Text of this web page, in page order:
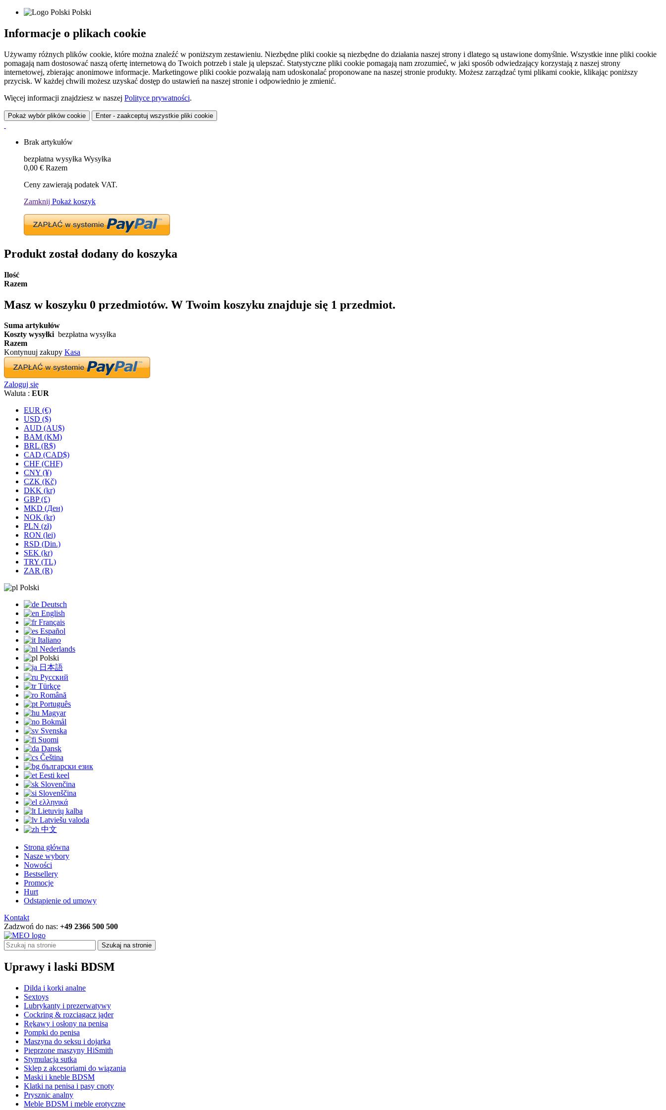
Polski
Informacje o plikach cookie
Używamy różnych plików cookie, które można znaleźć w poniższym zestawieniu. Niezbędne pliki cookie są niezbędne do działania naszej strony i dlatego są ustawione domyślnie. Wszystkie inne pliki cookie
pomagają nam dostosować naszą ofertę internetową do Twoich potrzeb i stale ją ulepszać. Statystyczne pliki cookie pomagają nam zrozumieć, w jaki sposób odwiedzający korzystają z naszej strony
internetowej, zbierając anonimowe informacje. Marketingowe pliki cookie pozwalają nam udoskonalać proponowane na naszej stronie produkty. Możesz zarządzać tymi plikami cookie, klikając poniższy
przycisk. W każdej chwili możesz uzyskać dostęp do ustawień na naszej stronie i odpowiednio je zmienić.
Więcej informacji znajdziesz w naszej Polityce prywatności.
Pokaż wybór plików cookie Enter - zaakceptuj wszystkie pliki cookie
Brak artykułów
bezpłatna wysyłka Wysyłka
0,00 € Razem
Ceny zawierają podatek VAT.
Zamknij Pokaż koszyk
Produkt został dodany do koszyka
Ilość
Razem
Masz w koszyku 0 przedmiotów. W Twoim koszyku znajduje się 1 przedmiot.
Suma artykułów
Koszty wysyłki bezpłatna wysyłka
Razem
Kontynuuj zakupy Kasa
Zaloguj się
Waluta : EUR
EUR (€)
USD ($)
AUD (AU$)
BAM (KM)
BRL (R$)
CAD (CAD$)
CHF (CHF)
CNY (¥)
CZK (Kč)
DKK (kr)
GBP (£)
MKD (Ден)
NOK (kr)
PLN (zł)
RON (lei)
RSD (Din.)
SEK (kr)
TRY (TL)
ZAR (R)
Polski
Deutsch
English
Français
Español
Italiano
Nederlands
Polski
日本語
Русский
Türkçe
Română
Português
Magyar
Bokmål
Svenska
Suomi
Dansk
Čeština
български език
Eesti keel
Slovenčina
Slovenščina
ελληνικά
Lietuvių kalba
Latviešu valoda
中文
Strona główna
Nasze wybory
Nowości
Bestsellery
Promocje
Hurt
Odstąpienie od umowy
Kontakt
Zadzwoń do nas: +49 2366 500 500
Szukaj na stronie
Uprawy i laski BDSM
Dilda i korki analne
Sextoys
Lubrykanty i prezerwatywy
Cockring & rozciągacz jąder
Rękawy i osłony na penisa
Pompki do penisa
Maszyna do seksu i dojarka
Pieprzone maszyny HiSmith
Stymulacja sutka
Sklep z akcesoriami do wiązania
Maski i kneble BDSM
Klatki na penisa i pasy cnoty
Prysznic analny
Meble BDSM i meble erotyczne